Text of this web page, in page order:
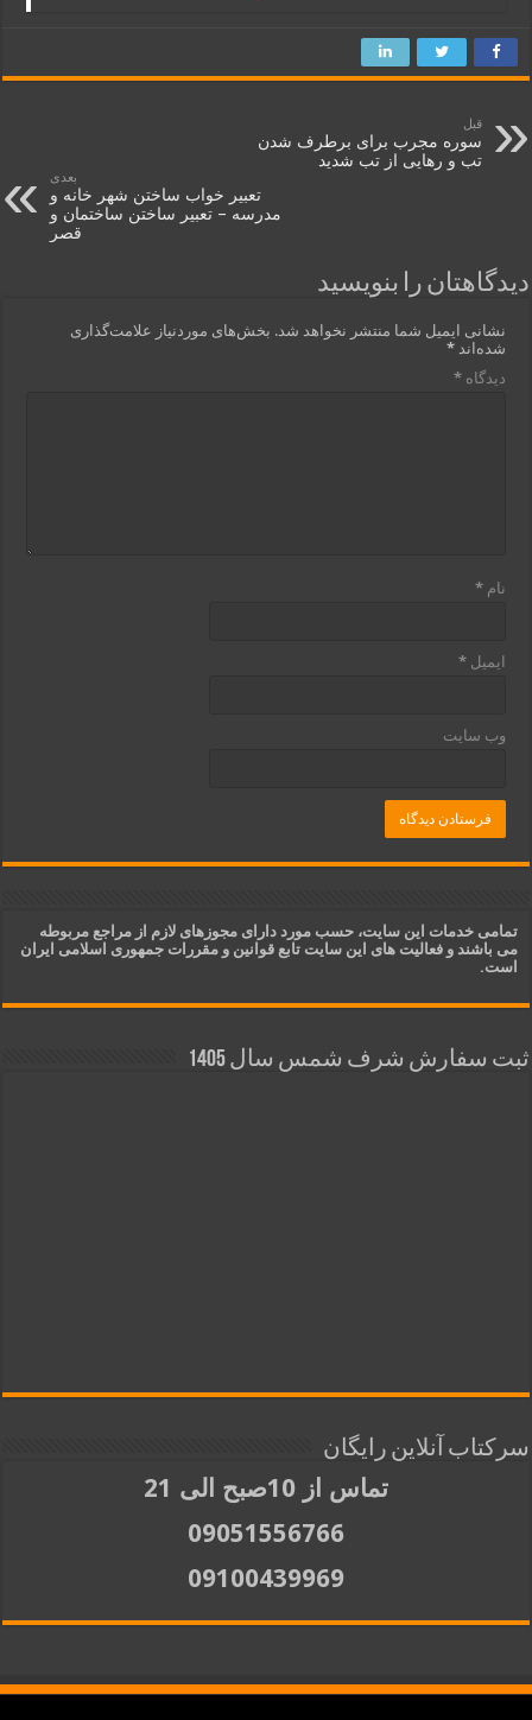
قبل
سوره مجرب برای برطرف شدن
تب و رهایی از تب شدید
بعدی
تعبیر خواب ساختن شهر خانه و
مدرسه – تعبیر ساختن ساختمان و
قصر
دیدگاهتان را بنویسید
نشانی ایمیل شما منتشر نخواهد شد. بخش‌های موردنیاز علامت‌گذاری
شده‌اند*
دیدگاه*
نام*
ایمیل*
وب‌ سایت
تمامی خدمات این سایت، حسب مورد دارای مجوزهای لازم از مراجع مربوطه
می باشند و فعالیت های این سایت تابع قوانین و مقررات جمهوری اسلامی ایران
است.
ثبت سفارش شرف شمس سال 1405
سرکتاب آنلاین رایگان
تماس از 10صبح الی 21
09051556766
09100439969